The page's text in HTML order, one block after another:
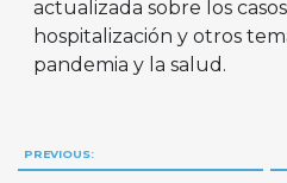
actualizada sobre los
hospitalización y otros
pandemia y la salud.
Navegación
PREVIOUS: